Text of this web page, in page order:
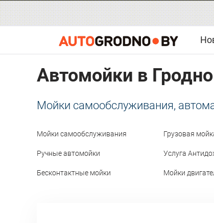
Автомойки в Гродно
Мойки самообслуживания,
Мойки самообслуживания
Ручные автомойки
Бесконтактные мойки
Грузовая
Услуга
Мойки